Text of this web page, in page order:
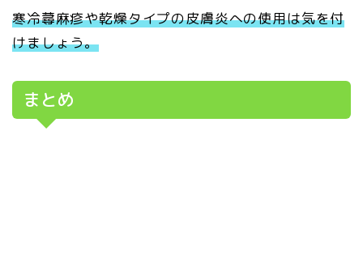
寒冷蕁麻疹や乾燥タイプの皮膚炎への使用は気を付
けましょう。
まとめ